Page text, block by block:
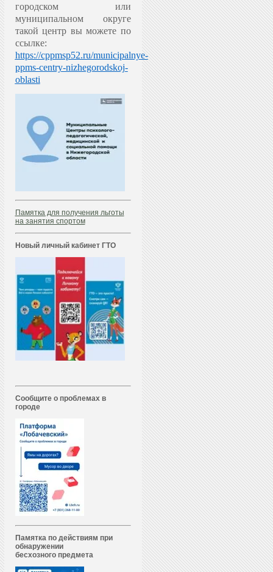
городском или
муниципальном округе
такой центр вы можете по
ссылке:
https://cppmsp52.ru/municipalnye-
ppms-centry-nizhegorodskoj-
oblasti
Памятка для получения льготы
на занятия спортом
Новый личный кабинет ГТО
Сообщите о проблемах в
городе
Памятка по действиям при
обнаружении
бесхозного предмета